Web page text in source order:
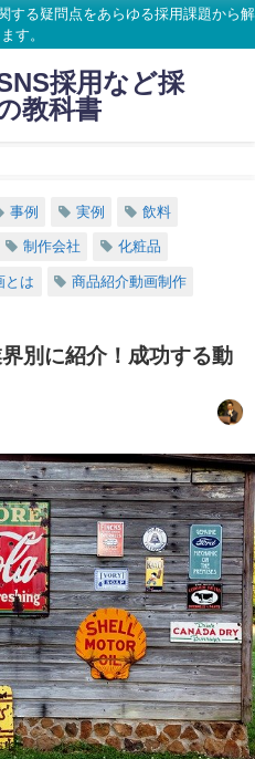
する疑問点をあらゆる採用課題から解
す。
採用など採
教科書
事例 実例 飲料
制作会社 化粧品
とは 商品紹介動画制作
別に紹介！成功する動